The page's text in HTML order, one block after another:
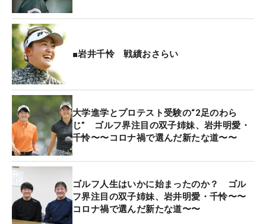
緒にプロテストも合格。ステップでも優勝しました
が、どんな1年でしたか？
明愛「プロテストも2人で受かることができました
し、1勝ずつもできましたし、最後のQTだけ思った
ようにいかなかったけど、それでも良い1年になっ
たんじゃないかと思います」
■岩井千怜 戦績おさらい
大学進学とプロテスト受験の“2足のわら
じ” ゴルフ界注目の双子姉妹、岩井明愛・
千怜〜〜コロナ禍で選んだ新たな道〜〜
ゴルフ人生はいかに始まったのか？ ゴル
フ界注目の双子姉妹、岩井明愛・千怜〜〜
コロナ禍で選んだ新たな道〜〜